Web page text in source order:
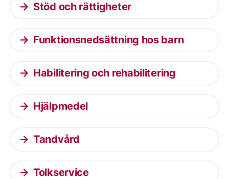
Stöd och rättigheter
Funktionsnedsättning hos barn
Habilitering och rehabilitering
Hjälpmedel
Tandvård
Tolkservice